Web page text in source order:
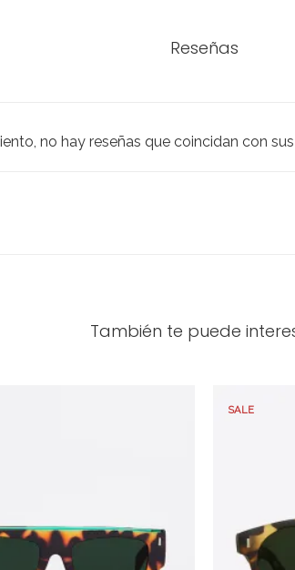
Reseñas
no hay reseñas que coincidan con
También te puede
SALE